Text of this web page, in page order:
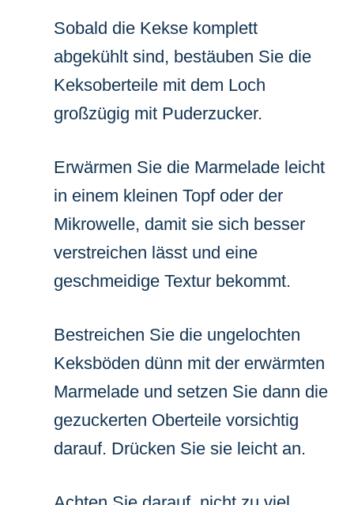
Sobald die Kekse komplett
abgekühlt sind, bestäuben Sie die
Keksoberteile mit dem Loch
großzügig mit Puderzucker.
Erwärmen Sie die Marmelade leicht
in einem kleinen Topf oder der
Mikrowelle, damit sie sich besser
verstreichen lässt und eine
geschmeidige Textur bekommt.
Bestreichen Sie die ungelochten
Keksböden dünn mit der erwärmten
Marmelade und setzen Sie dann die
gezuckerten Oberteile vorsichtig
darauf. Drücken Sie sie leicht an.